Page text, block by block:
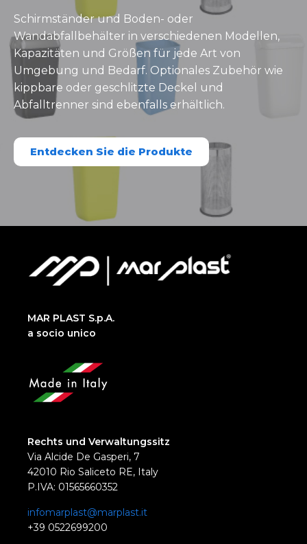
Schirmständer und Boden- oder
Wandabfallbehälter in verschiedenen Modellen,
Kapazitäten und Größen für jede Art von
Umgebung und Bedarf. Optionales Zubehör wie
kippbare oder geschlitzte Deckel und
Abfalltrenner sind ebenfalls erhältlich.
Entdecken Sie die Produkte
MAR PLAST S.p.A.
a socio unico
Rechts und Verwaltungssitz
Via Alcide De Gasperi, 7
42010 Rio Saliceto RE, Italy
P.IVA: 01565660352
infomarplast@marplast.it
+39 0522699200